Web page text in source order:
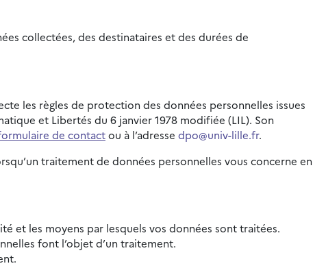
collectées, des destinataires et des durées de
les règles de protection des données personnelles issues
et Libertés du 6 janvier 1978 modifiée (LIL). Son
de contactou à l’adresse dpo@univ-lille.fr.
traitement de données personnelles vous concerne en
et les moyens par lesquels vos données sont traitées.
font l’objet d’un traitement.